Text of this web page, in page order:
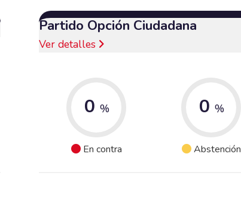
Partido Opción Ciudadana
Ver detalles
0 %
En contra
0 %
Abstención